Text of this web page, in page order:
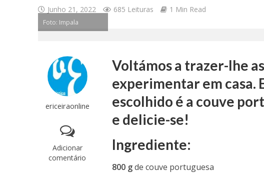
Junho 21, 2022 685 Leituras 1 Min Read
Foto: Impala
ericeiraonline
Adicionar
comentário
Voltámos a trazer-lhe
experimentar em casa.
escolhido é a couve
e delicie-se!
Ingrediente:
800 gde couve portuguesa